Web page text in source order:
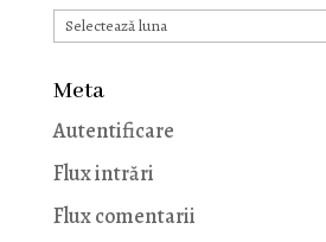
Arhive
Meta
Autentificare
Flux intrări
Flux comentarii